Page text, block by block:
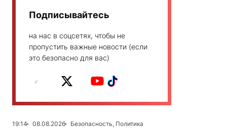
Подписывайтесь
на нас в соцсетях, чтобы не
пропустить важные новости (если
это безопасно для вас)
19:14 08.08.2026
Безопасность, Политика